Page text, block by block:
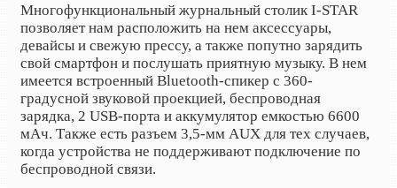
Многофункциональный журнальный столик I-STAR
позволяет нам расположить на нем аксессуары,
девайсы и свежую прессу, а также попутно зарядить
свой смартфон и послушать приятную музыку. В нем
имеется встроенный Bluetooth-спикер с 360-
градусной звуковой проекцией, беспроводная
зарядка, 2 USB-порта и аккумулятор емкостью 6600
мАч. Также есть разъем 3,5-мм AUX для тех случаев,
когда устройства не поддерживают подключение по
беспроводной связи.